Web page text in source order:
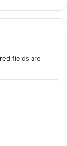
fields are